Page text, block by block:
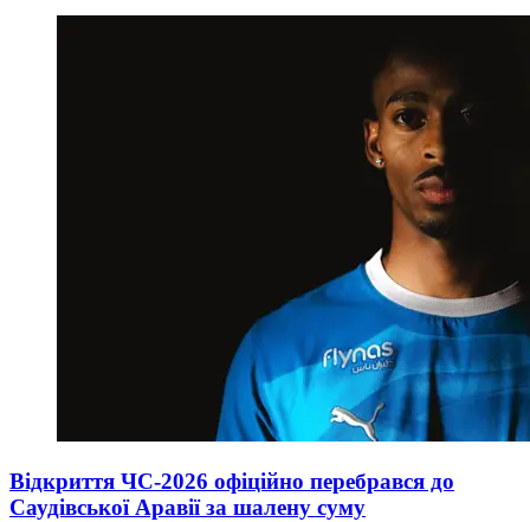
Відкриття ЧС-2026 офіційно перебрався до
Саудівської Аравії за шалену суму